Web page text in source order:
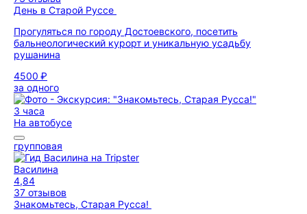
День в Старой Руссе
Прогуляться по городу Достоевского, посетить
бальнеологический курорт и уникальную усадьбу
рушанина
4500 ₽
за одного
3 часа
На автобусе
групповая
Василина
4,84
37 отзывов
Знакомьтесь, Старая Русса!